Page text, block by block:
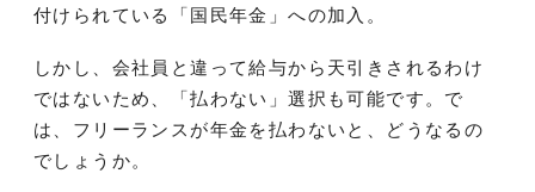
付けられている「国民年金」への加入。
しかし、会社員と違って給与から天引きされるわけ
ではないため、「払わない」選択も可能です。で
は、フリーランスが年金を払わないと、どうなるの
でしょうか。